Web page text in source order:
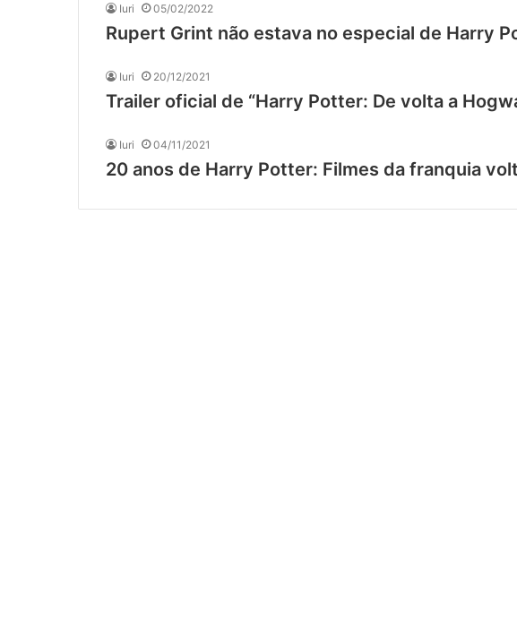
Iuri 05/02/2022
Rupert Grint não estava no especial de Harry
Iuri 20/12/2021
Trailer oficial de “Harry Potter: De volta a
Iuri 04/11/2021
20 anos de Harry Potter: Filmes da franquia